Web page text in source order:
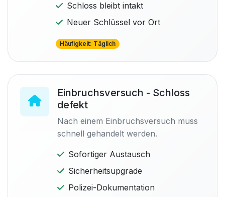
Schloss bleibt intakt
Neuer Schlüssel vor Ort
Häufigkeit: Täglich
Einbruchsversuch - Schloss
defekt
Nach einem Einbruchsversuch muss
schnell gehandelt werden.
Sofortiger Austausch
Sicherheitsupgrade
Polizei-Dokumentation